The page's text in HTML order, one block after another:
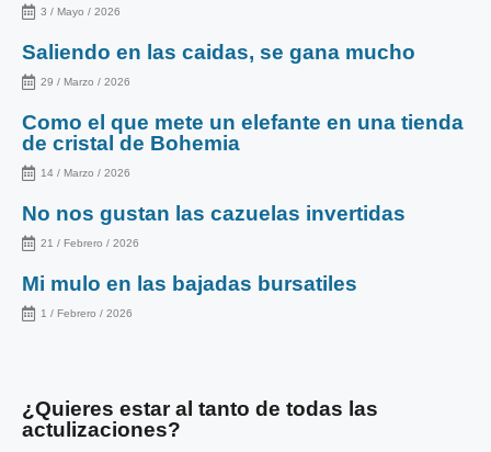
3 / Mayo / 2026
Saliendo en las caidas, se gana mucho
29 / Marzo / 2026
Como el que mete un elefante en una tienda
de cristal de Bohemia
14 / Marzo / 2026
No nos gustan las cazuelas invertidas
21 / Febrero / 2026
Mi mulo en las bajadas bursatiles
1 / Febrero / 2026
¿Quieres estar al tanto de todas las
actulizaciones?